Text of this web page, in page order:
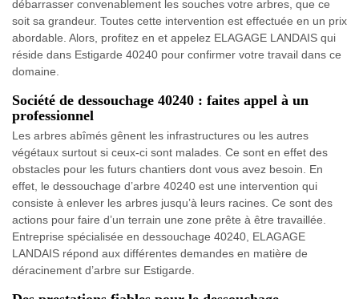
débarrasser convenablement les souches votre arbres, que ce
soit sa grandeur. Toutes cette intervention est effectuée en un prix
abordable. Alors, profitez en et appelez ELAGAGE LANDAIS qui
réside dans Estigarde 40240 pour confirmer votre travail dans ce
domaine.
Société de dessouchage 40240 : faites appel à un
professionnel
Les arbres abîmés gênent les infrastructures ou les autres
végétaux surtout si ceux-ci sont malades. Ce sont en effet des
obstacles pour les futurs chantiers dont vous avez besoin. En
effet, le dessouchage d’arbre 40240 est une intervention qui
consiste à enlever les arbres jusqu’à leurs racines. Ce sont des
actions pour faire d’un terrain une zone prête à être travaillée.
Entreprise spécialisée en dessouchage 40240, ELAGAGE
LANDAIS répond aux différentes demandes en matière de
déracinement d’arbre sur Estigarde.